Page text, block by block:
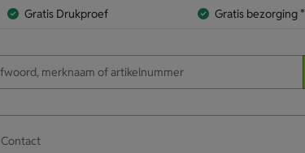
Gratis Drukproef Gratis bezorging *
Contact